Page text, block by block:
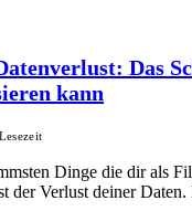
Das
kann
Dinge die dir als
der Verlust deiner